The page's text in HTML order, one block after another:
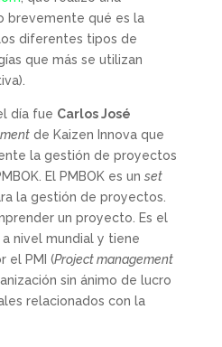
brevemente qué es la
diferentes tipos de
que más se utilizan
día fue Carlos José
de Kaizen Innova que
la gestión de proyectos
El PMBOK es un set
la gestión de proyectos.
un proyecto. Es el
nivel mundial y tiene
el PMI (Project management
sin ánimo de lucro
relacionados con la